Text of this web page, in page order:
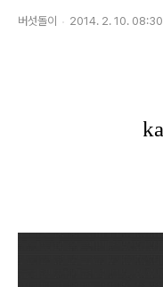
버섯돌이 2014. 2. 10. 08:30